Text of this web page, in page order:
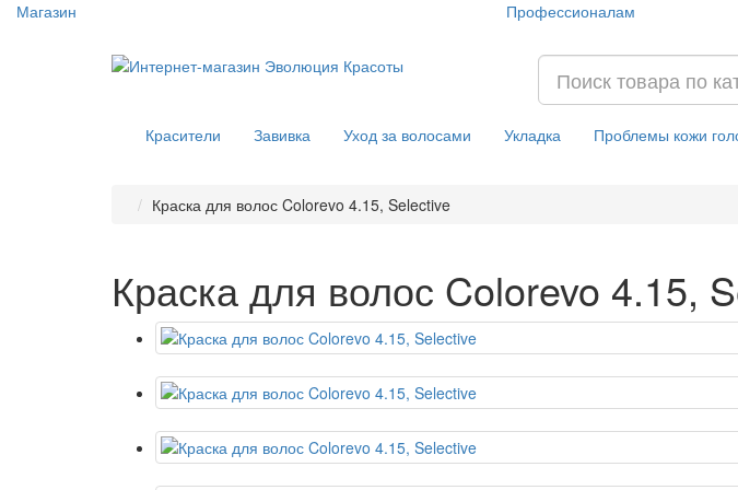
Магазин
Профессионалам
Красители Завивка Уход за волосами Укладка Проблемы кожи
Краска для волос Colorevo 4.15, Selective
Краска для волос Colorevo 4.15,